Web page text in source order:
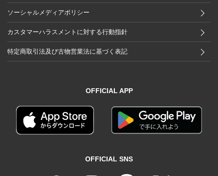
ソーシャルメディアポリシー
カスタマーハラスメントに対する行動指針
特定商取引法及び古物営業法に基づく表記
OFFICIAL APP
OFFICIAL SNS